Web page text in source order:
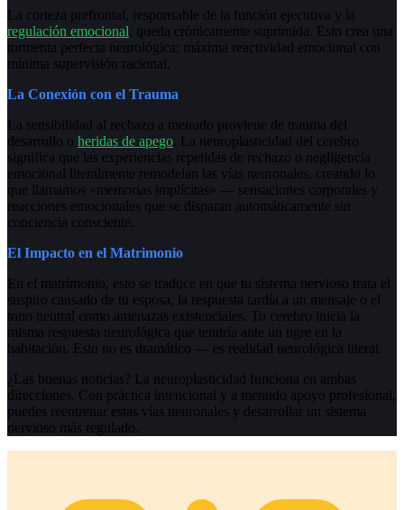
La corteza prefrontal, responsable de la función ejecutiva y la
regulación emocional, queda crónicamente suprimida. Esto crea una
tormenta perfecta neurológica: máxima reactividad emocional con
mínima supervisión racional.
La Conexión con el Trauma
La sensibilidad al rechazo a menudo proviene de trauma del
desarrollo o heridas de apego . La neuroplasticidad del cerebro
significa que las experiencias repetidas de rechazo o negligencia
emocional literalmente remodelan las vías neuronales, creando lo
que llamamos «memorias implícitas» — sensaciones corporales y
reacciones emocionales que se disparan automáticamente sin
conciencia consciente.
El Impacto en el Matrimonio
En el matrimonio, esto se traduce en que tu sistema nervioso trata el
suspiro cansado de tu esposa, la respuesta tardía a un mensaje o el
tono neutral como amenazas existenciales. Tu cerebro inicia la
misma respuesta neurológica que tendría ante un tigre en la
habitación. Esto no es dramático — es realidad neurológica literal.
¿Las buenas noticias? La neuroplasticidad funciona en ambas
direcciones. Con práctica intencional y a menudo apoyo profesional,
puedes reentrenar estas vías neuronales y desarrollar un sistema
nervioso más regulado.